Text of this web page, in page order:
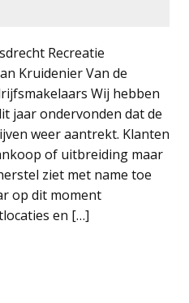
Recreatie
Kruidenier Van de
Wij hebben
jaar ondervonden dat de
weer aantrekt. Klanten
of uitbreiding maar
ziet met name toe
op dit moment
en […]